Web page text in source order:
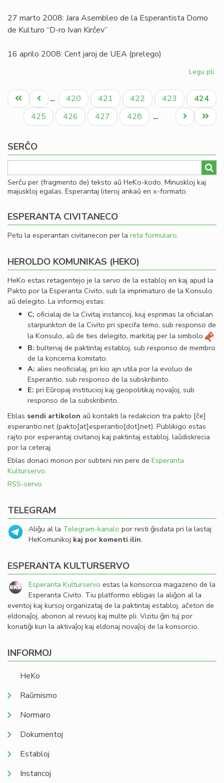
27 marto 2008: Jara Asembleo de la Esperantista Domo
de Kulturo “D-ro Ivan Kirĉev”
16 aprilo 2008: Cent jaroj de UEA (prelego)
Legu pli
Pagination
Unua
paĝo
Antaŭa
paĝo
… Paĝo
420 Paĝo
421 Paĝo
422 Paĝo
423
Aktuala
paĝo
424
Paĝo
425 Paĝo
426 Paĝo
427 Paĝo
428 …
Last
page
Next
page
SERĈO
Serĉu per (fragmento de) teksto aŭ HeKo-kodo. Minuskloj kaj
majuskloj egalas. Esperantaj literoj ankaŭ en x-formato.
ESPERANTA CIVITANECO
Petu la esperantan civitanecon per la reta formularo.
HEROLDO KOMUNIKAS (HEKO)
HeKo estas retagentejo je la servo de la establoj en kaj apud la
Pakto por la Esperanta Civito, sub la imprimaturo de la Konsulo
aŭ delegito. La informoj estas:
C: oﬁcialaj de la Civitaj instancoj, kiuj esprimas la oﬁcialan
starpunkton de la Civito pri specifa temo, sub responso de
la Konsulo, aŭ de ties delegito, markitaj per la simbolo
.
B: bultenaj de paktintaj establoj, sub responso de membro
de la koncerna komitato.
A: alies neoﬁcialaj, pri kio ajn utila por la evoluo de
Esperantio, sub responso de la subskribinto.
E: pri Eŭropaj institucioj kaj geopolitikaj novaĵoj, sub
responso de la subskribinto.
Eblas sendi artikolon aŭ kontakti la redakcion tra pakto [ĉe]
esperantio.net(pakto[at]esperantio[dot]net). Publikigo estas
rajto por esperantaj civitanoj kaj paktintaj establoj, laŭdiskrecia
por la ceteraj.
Eblas donaci monon por subteni nin pere de Esperanta
Kulturservo.
RSS-servo
TELEGRAM
Aliĝu al la Telegram-kanalo por resti ĝisdata pri la lastaj
HeKomunikoj kaj por komenti ilin.
ESPERANTA KULTURSERVO
Esperanta Kulturservo estas la konsorcia magazeno de la
Esperanta Civito. Tiu platformo ebligas la aliĝon al la
eventoj kaj kursoj organizataj de la paktintaj establoj, aĉeton de
eldonaĵoj, abonon al revuoj kaj multe pli. Vizitu ĝin tuj por
konatiĝi kun la aktivaĵoj kaj eldonaj novaĵoj de la konsorcio.
INFORMOJ
HeKo
Raŭmismo
Normaro
Dokumentoj
Establoj
Instancoj